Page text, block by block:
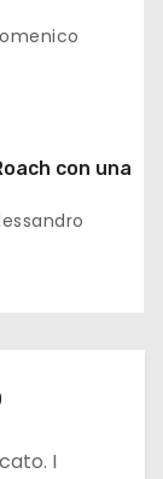
con una
I